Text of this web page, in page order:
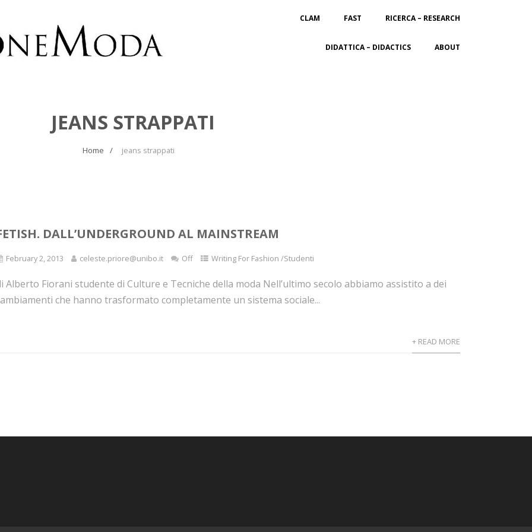
CLAM FAST RICERCA – RESEARCH
DIDATTICA – DIDACTICS ABOUT
JEANS STRAPPATI
Home jeans strappati
DALL’UNDERGROUND AL MAINSTREAM
February 2, 2013 celeste.priore@unibo.it Off Writing For Fashion /Studenti
Alberto Fiorani studente di Culture e Tecniche della moda Nell’ultimo secolo abbiamo assistito a dei
che hanno trasformato completamente un sistema sociale...
+ READ MORE